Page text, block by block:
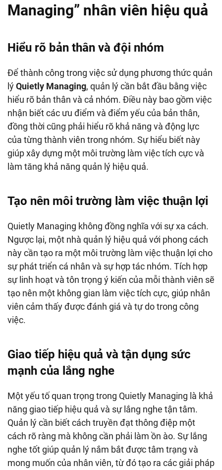
Managing” nhân viên hiệu quả
Hiểu rõ bản thân và đội nhóm
Để thành công trong việc sử dụng phương thức quản
lýQuietly Managing, quản lý cần bắt đầu bằng việc
hiểu rõ bản thân và cả nhóm. Điều này bao gồm việc
nhận biết các ưu điểm và điểm yếu của bản thân,
đồng thời cũng phải hiểu rõ khả năng và động lực
của từng thành viên trong nhóm. Sự hiểu biết này
giúp xây dựng một môi trường làm việc tích cực và
làm tăng khả năng quản lý hiệu quả.
Tạo nên môi trường làm việc thuận lợi
Quietly Managing không đồng nghĩa với sự xa cách.
Ngược lại, một nhà quản lý hiệu quả với phong cách
này cần tạo ra một môi trường làm việc thuận lợi cho
sự phát triển cá nhân và sự hợp tác nhóm. Tích hợp
sự linh hoạt và tôn trọng ý kiến của mỗi thành viên sẽ
tạo nên một không gian làm việc tích cực, giúp nhân
viên cảm thấy được đánh giá và tự do trong công
việc.
Giao tiếp hiệu quả và tận dụng sức
mạnh của lắng nghe
Một yếu tố quan trọng trong Quietly Managing là khả
năng giao tiếp hiệu quả và sự lắng nghe tận tâm.
Quản lý cần biết cách truyền đạt thông điệp một
cách rõ ràng mà không cần phải làm ồn ào. Sự lắng
nghe tốt giúp quản lý nắm bắt được tâm trạng và
mong muốn của nhân viên, từ đó tạo ra các giải pháp